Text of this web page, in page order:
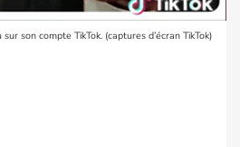
son compte TikTok. (captures d’écran TikTok)